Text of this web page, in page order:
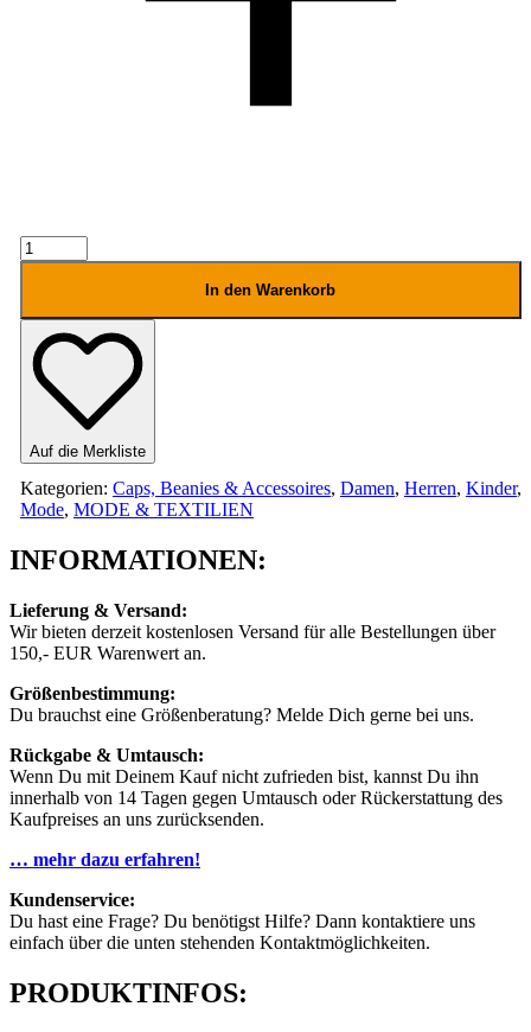
iriedaily
KREUZ
Menge
In den Warenkorb
Auf die Merkliste
Kategorien: Caps, Beanies & Accessoires, Damen, Herren, Kinder,
Mode, MODE & TEXTILIEN
INFORMATIONEN:
Lieferung & Versand:
Wir bieten derzeit kostenlosen Versand für alle Bestellungen über
150,- EUR Warenwert an.
Größenbestimmung:
Du brauchst eine Größenberatung? Melde Dich gerne bei uns.
Rückgabe & Umtausch:
Wenn Du mit Deinem Kauf nicht zufrieden bist, kannst Du ihn
innerhalb von 14 Tagen gegen Umtausch oder Rückerstattung des
Kaufpreises an uns zurücksenden.
… mehr dazu erfahren!
Kundenservice:
Du hast eine Frage? Du benötigst Hilfe? Dann kontaktiere uns
einfach über die unten stehenden Kontaktmöglichkeiten.
PRODUKTINFOS: